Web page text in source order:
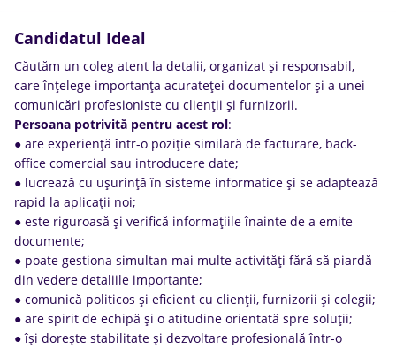
Candidatul Ideal
Căutăm un coleg atent la detalii, organizat și responsabil,
care înțelege importanța acurateței documentelor și a unei
comunicări profesioniste cu clienții și furnizorii.
Persoana potrivită pentru acest rol:
● are experiență într-o poziție similară de facturare, back-
office comercial sau introducere date;
● lucrează cu ușurință în sisteme informatice și se adaptează
rapid la aplicații noi;
● este riguroasă și verifică informațiile înainte de a emite
documente;
● poate gestiona simultan mai multe activități fără să piardă
din vedere detaliile importante;
● comunică politicos și eficient cu clienții, furnizorii și colegii;
● are spirit de echipă și o atitudine orientată spre soluții;
● își dorește stabilitate și dezvoltare profesională într-o